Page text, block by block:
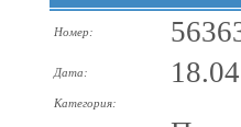
Номер:
Дата:
Категория: